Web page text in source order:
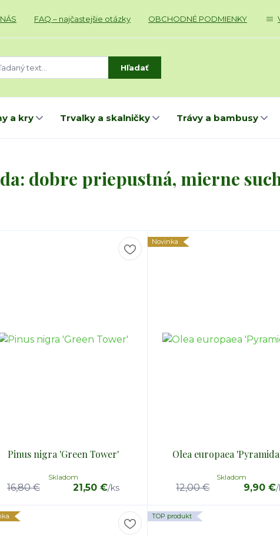
FAQ – najčastejšie otázky OBCHODNÉ PODMIENKY
Hľadať
a kry Trvalky a skalničky Trávy a bambusy
dobre priepustná, mierne
Pinus nigra 'Green Tower'
16,80 € 21,50 €/ks
Skladom
Novinka
Olea europaea
12,00 € 9,90 €/
Skladom
TOP produkt